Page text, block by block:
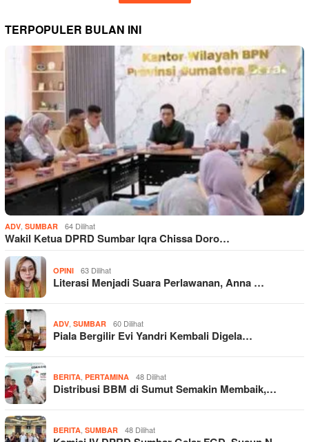
TERPOPULER BULAN INI
ADV SUMBAR 64 Dilihat
Wakil Ketua DPRD Sumbar Iqra Chissa Doro…
OPINI 63 Dilihat
Literasi Menjadi Suara Perlawanan, Anna …
ADV SUMBAR 60 Dilihat
Piala Bergilir Evi Yandri Kembali Digela…
BERITA PERTAMINA 48 Dilihat
Distribusi BBM di Sumut Semakin Membaik,…
BERITA SUMBAR 48 Dilihat